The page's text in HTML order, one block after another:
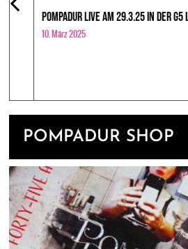
POMPADUR LIVE AM 29.3.25 IN DER G5
10. März 2025
POMPADUR SHOP